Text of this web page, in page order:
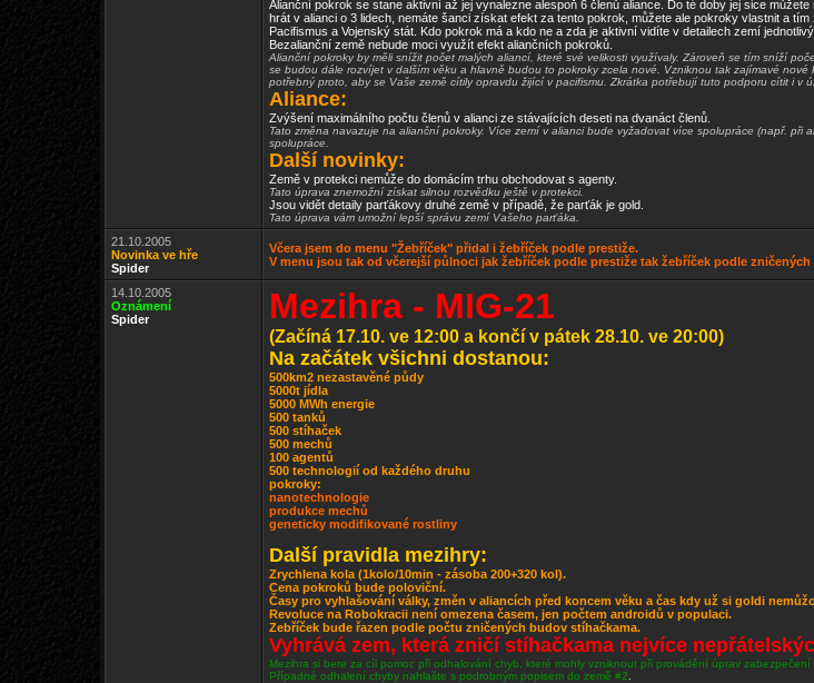
Alianční pokrok se stane aktivní až jej vynalezne alespoň 6 členů aliance. Do té doby jej sice
hrát v alianci o 3 lidech, nemáte šanci získat efekt za tento pokrok, můžete ale pokroky vlastnit a
Pacifismus a Vojenský stát. Kdo pokrok má a kdo ne a zda je aktivní vidíte v detailech zemí
Bezalianční země nebude moci využít efekt aliančních pokroků.
Alianční pokroky by měli snížit počet malých aliancí, které své velikosti využívaly. Zároveň se tím sníží
se budou dále rozvíjet v dalším věku a hlavně budou to pokroky zcela nové. Vzniknou tak zajímavé
potřebný proto, aby se Vaše země cítily opravdu žijící v pacifismu. Zkrátka potřebují tuto podporu cítit i v
Aliance:
Zvýšení maximálního počtu členů v alianci ze stávajících deseti na dvanáct členů.
Tato změna navazuje na alianční pokroky. Více zemí v alianci bude vyžadovat více spolupráce (např.
spolupráce.
Další novinky:
Země v protekci nemůže do domácím trhu obchodovat s agenty.
Tato úprava znemožní získat silnou rozvědku ještě v protekci.
Jsou vidět detaily parťákovy druhé země v případě, že parťák je gold.
Tato úprava vám umožní lepší správu zemí Vašeho parťáka.
21.10.2005
Novinka ve hře
Spider
Včera jsem do menu "Žebříček" přidal i žebříček podle prestiže.
V menu jsou tak od včerejší půlnoci jak žebříček podle prestiže tak žebříček podle zničených
14.10.2005
Oznámení
Spider
Mezihra - MIG-21
(Začíná 17.10. ve 12:00 a končí v pátek 28.10. ve 20:00)
Na začátek všichni dostanou:
500km2 nezastavěné půdy
5000t jídla
5000 MWh energie
500 tanků
500 stíhaček
500 mechů
100 agentů
500 technologií od každého druhu
pokroky:
nanotechnologie
produkce mechů
geneticky modifikované rostliny
Další pravidla mezihry:
Zrychlena kola (1kolo/10min - zásoba 200+320 kol).
Cena pokroků bude poloviční.
Časy pro vyhlašování války, změn v aliancích před koncem věku a čas kdy už si goldi
Revoluce na Robokracii není omezena časem, jen počtem androidů v populaci.
Zebříček bude řazen podle počtu zničených budov stíhačkama.
Vyhrává zem, která zničí stíhačkama nejvíce
Mezihra si bere za cíl pomoc při odhalování chyb, které mohly vzniknout při provádění úprav zabezpečení
Případné odhalení chyby nahlašte s podrobným popisem do země #2